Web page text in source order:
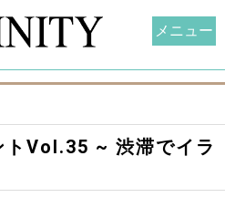
トVol.35 ~ 渋滞でイラ
メニュー